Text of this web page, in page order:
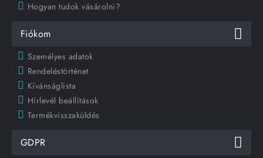
Hogyan tudok vásárolni?
Fiókom
Személyes adatok
Rendeléstörténet
Kívánságlista
Hírlevél beállítások
Termékvisszaküldés
GDPR